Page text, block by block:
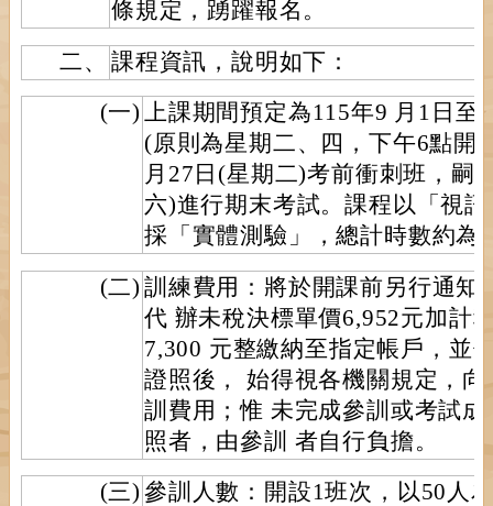
條規定，踴躍報名。
二、
課程資訊，說明如下：
(一) 上課期間預定為115年9 月1日至
(原則為星期二、四，下午6點開
月27日(星期二)考前衝刺班，嗣
六)進行期末考試。課程以「視
採「實體測驗」，總計時數約為
(二) 訓練費用：將於開課前另行通知
代 辦未稅決標單價6,952元加計
7,300 元整繳納至指定帳戶，並
證照後， 始得視各機關規定，
訓費用；惟 未完成參訓或考試
照者，由參訓 者自行負擔。
(三) 參訓人數：開設1班次，以50人